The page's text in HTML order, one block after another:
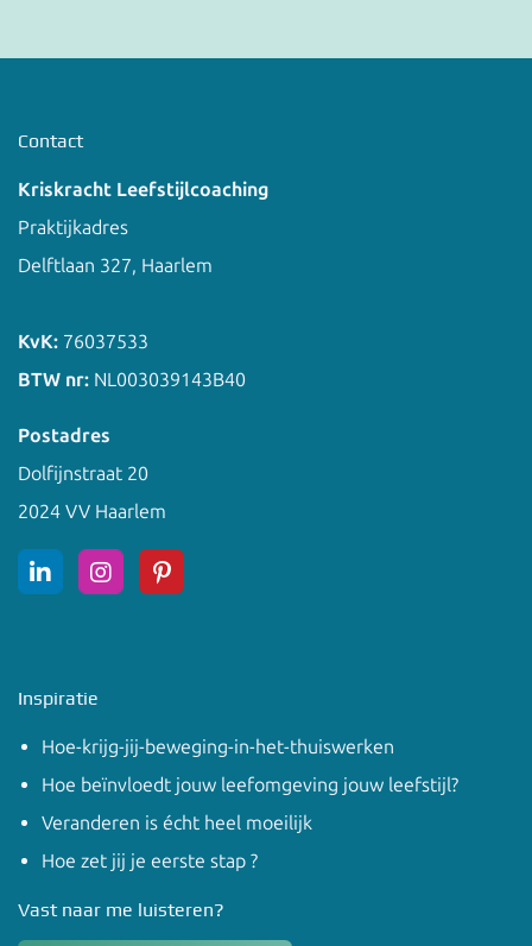
Contact
Kriskracht Leefstijlcoaching
Praktijkadres
Delftlaan 327, Haarlem
KvK: 76037533
BTW nr: NL003039143B40
Postadres
Dolfijnstraat 20
2024 VV Haarlem
Inspiratie
Hoe-krijg-jij-beweging-in-het-thuiswerken
Hoe beïnvloedt jouw leefomgeving jouw leefstijl?
Veranderen is écht heel moeilijk
Hoe zet jij je eerste stap ?
Vast naar me luisteren?